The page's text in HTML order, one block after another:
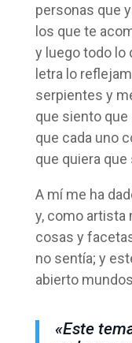
personas que
los que te
y luego todo lo
letra lo
serpientes y
que siento
que cada uno
que quiera que
A mí me ha
y, como artista
cosas y
no sentía; y
abierto
«Este